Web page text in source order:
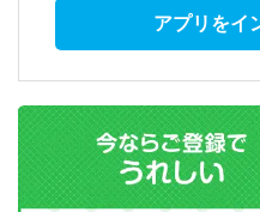
アプリをイ